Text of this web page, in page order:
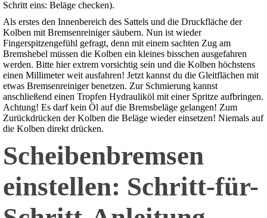
Schritt eins: Beläge checken).
Als erstes den Innenbereich des Sattels und die Druckfläche der
Kolben mit Bremsenreiniger säubern. Nun ist wieder
Fingerspitzengefühl gefragt, denn mit einem sachten Zug am
Bremshebel müssen die Kolben ein kleines bisschen ausgefahren
werden. Bitte hier extrem vorsichtig sein und die Kolben höchstens
einen Millimeter weit ausfahren! Jetzt kannst du die Gleitflächen mit
etwas Bremsenreiniger benetzen. Zur Schmierung kannst
anschließend einen Tropfen Hydrauliköl mit einer Spritze aufbringen.
Achtung! Es darf kein Öl auf die Bremsbeläge gelangen! Zum
Zurückdrücken der Kolben die Beläge wieder einsetzen! Niemals auf
die Kolben direkt drücken.
Scheibenbremsen
einstellen: Schritt-für-